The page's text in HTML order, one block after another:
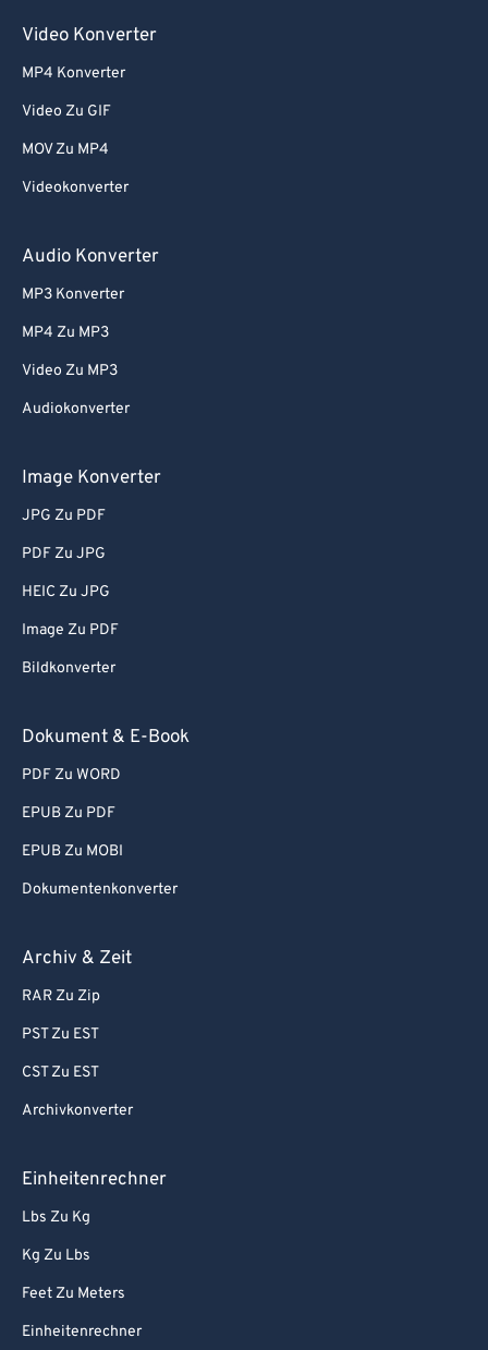
Video Konverter
MP4 Konverter
Video Zu GIF
MOV Zu MP4
Videokonverter
Audio Konverter
MP3 Konverter
MP4 Zu MP3
Video Zu MP3
Audiokonverter
Image Konverter
JPG Zu PDF
PDF Zu JPG
HEIC Zu JPG
Image Zu PDF
Bildkonverter
Dokument & E-Book
PDF Zu WORD
EPUB Zu PDF
EPUB Zu MOBI
Dokumentenkonverter
Archiv & Zeit
RAR Zu Zip
PST Zu EST
CST Zu EST
Archivkonverter
Einheitenrechner
Lbs Zu Kg
Kg Zu Lbs
Feet Zu Meters
Einheitenrechner